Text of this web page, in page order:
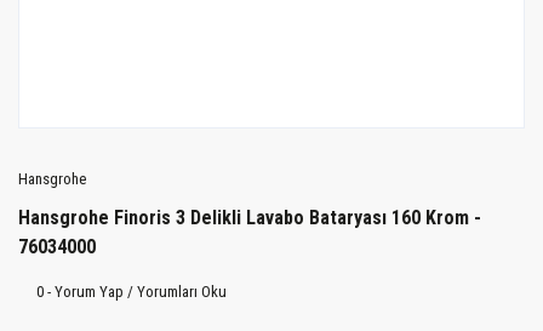
Hansgrohe
Hansgrohe Finoris 3 Delikli Lavabo Bataryası 160 Krom -
76034000
0 - Yorum Yap / Yorumları Oku